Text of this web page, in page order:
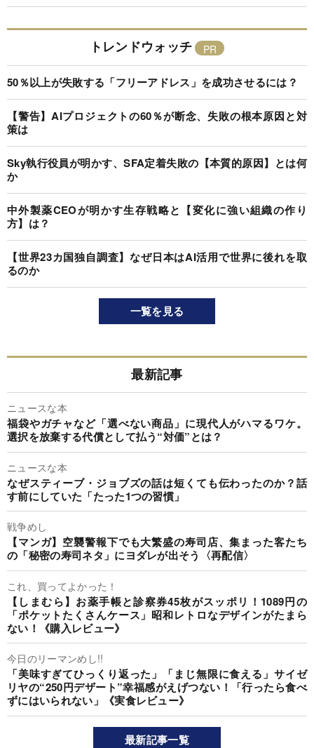
トレンドウォッチ
50％以上が失敗する「フリーアドレス」を成功させるには？
【警告】AIプロジェクトの60％が断念、失敗の根本原因と対
策は
Sky執行役員が明かす、SFA定着失敗の【本質的原因】とは何
か
中外製薬CEOが明かす生存戦略と【変化に強い組織の作り
方】は？
【世界23カ国独自調査】なぜ日本はAI活用で世界に後れを取
るのか
一覧を見る
最新記事
ニュースな本
福袋やガチャなど「選べない商品」に現代人がハマるワケ。
選択を放棄する代償として払う“対価”とは？
ニュースな本
なぜスティーブ・ジョブズの話は短くても伝わったのか？話
す前にしていた「たった1つの習慣」
戦争めし
【マンガ】空襲警報下でも大繁盛の寿司店、集まった客たち
の「秘密の寿司ネタ」にヨダレが出そう〈再配信〉
これ、買ってよかった！
【しまむら】お薬手帳と診察券45枚がスッポリ！1089円の
「ポケットたくさんケース」昭和レトロなデザインがたまら
ない！《購入レビュー》
今日のリーマンめし!!
「美味すぎてひっくり返った」「まじ無限に食える」サイゼ
リヤの“250円デザート”幸福感がえげつない！「行ったら食べ
ずにはいられない」《実食レビュー》
最新記事一覧